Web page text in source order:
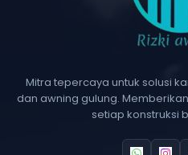
Mitra tepercaya untuk solusi
dan awning gulung.
setiap konstruksi